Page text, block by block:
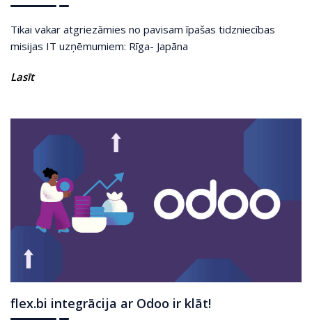
Tikai vakar atgriezāmies no pavisam īpašas tidzniecības
misijas IT uzņēmumiem: Rīga- Japāna
Lasīt
flex.bi integrācija ar Odoo ir klāt!